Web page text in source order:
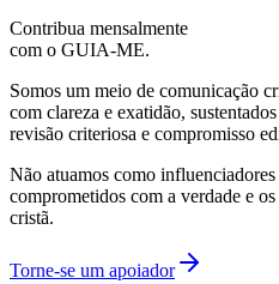
Contribua mensalmente
com o GUIA-ME.
Somos um meio de comunicação
com clareza e exatidão,
revisão criteriosa e compromisso
Não atuamos como
comprometidos com a verdade e
cristã.
Torne-se um apoiador